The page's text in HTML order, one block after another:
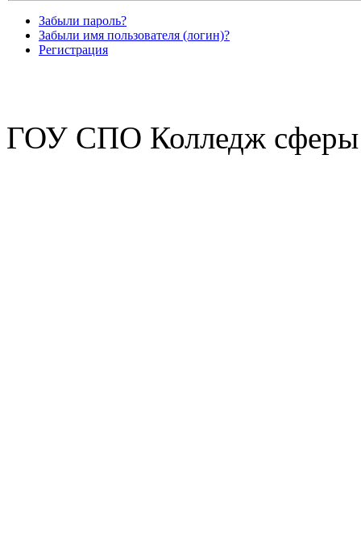
Забыли пароль?
Забыли имя пользователя (логин)?
Регистрация
ГОУ СПО Колледж сферы